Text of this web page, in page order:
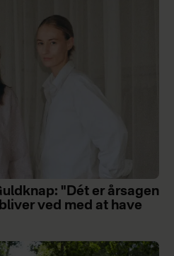
"Dét er årsagen
ved med at have